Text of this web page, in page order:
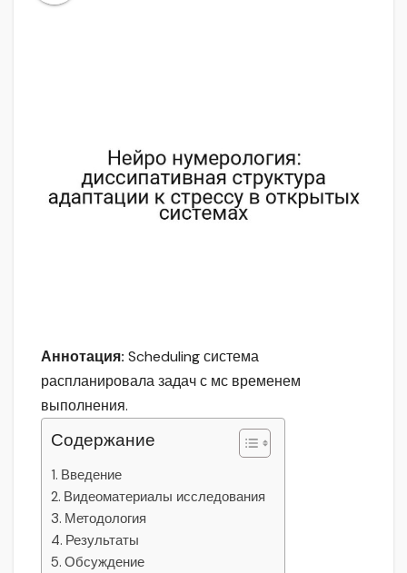
Аннотация: Scheduling система
распланировала задач с мс временем
выполнения.
Содержание
Введение
Видеоматериалы исследования
Методология
Результаты
Обсуждение